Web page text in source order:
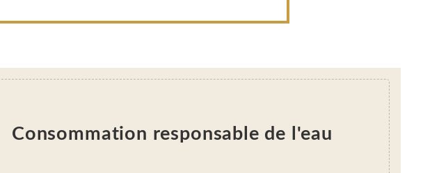
Consommation responsable de l'eau